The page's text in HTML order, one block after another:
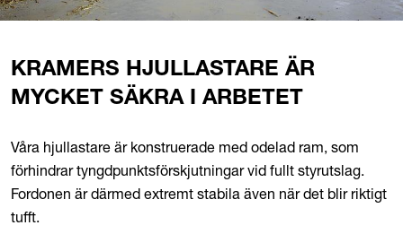
KRAMERS HJULLASTARE ÄR
MYCKET SÄKRA I ARBETET
Våra hjullastare är konstruerade med odelad ram, som
förhindrar tyngdpunktsförskjutningar vid fullt styrutslag.
Fordonen är därmed extremt stabila även när det blir riktigt
tufft.